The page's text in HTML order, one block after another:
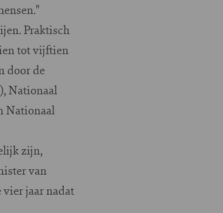
Praktisch
tot vijftien
door de
Nationaal
Nationaal
zijn,
van
jaar nadat